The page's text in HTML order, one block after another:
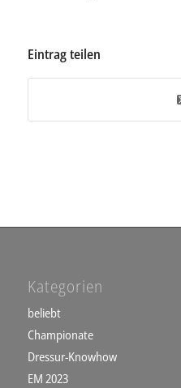
Eintrag teilen
Kategorien
beliebt
Championate
Dressur-Knowhow
EM 2023